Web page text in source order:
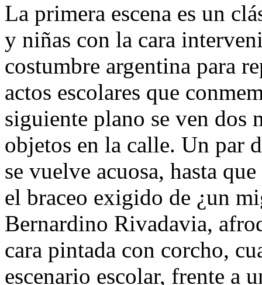
La primera escena es un
y niñas con la cara
costumbre argentina para
actos escolares que
siguiente plano se ven dos
objetos en la calle. Un par
se vuelve acuosa, hasta
el braceo exigido de ¿un
Bernardino Rivadavia,
cara pintada con corcho,
escenario escolar, frente a